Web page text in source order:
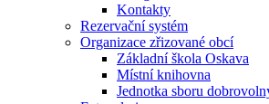
Kontakty
Rezervační systém
Organizace zřizované obcí
Základní škola Oskava
Místní knihovna
Jednotka sboru